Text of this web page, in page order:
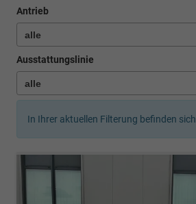
Antrieb
Ausstattungslinie
In Ihrer aktuellen Filterung befinden sich